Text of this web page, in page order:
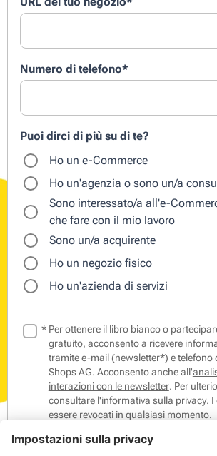
Numero di telefono*
Puoi dirci di più su di te?
Ho un e-Commerce
Ho un'agenzia o sono un/a
Sono interessato/a all'e-
che fare con il mio lavoro
Sono un/a acquirente
Ho un negozio fisico
Ho un'azienda di servizi
Per ottenere il libro bianco o
gratuito, acconsento a ricevere
tramite e-mail (newsletter*) e telefono
Shops AG. Acconsento anche all'
interazioni con le newsletter. Per
consultare l'informativa sulla privacy. I
essere revocati in qualsiasi momento.
*La newsletter di Trusted Shops
*